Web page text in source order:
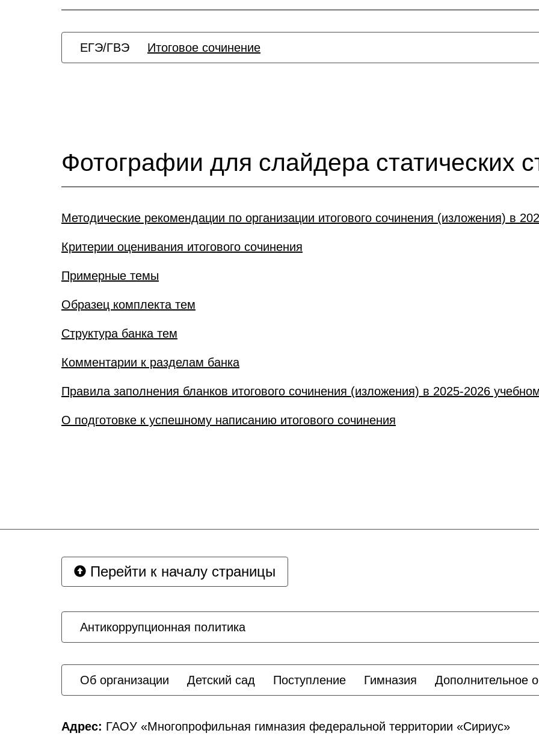
ЕГЭ/ГВЭ Итоговое сочинение
Фотографии для слайдера статических
Методические рекомендации по организации итогового сочинения (изложения) в
Критерии оценивания итогового сочинения
Примерные темы
Образец комплекта тем
Структура банка тем
Комментарии к разделам банка
Правила заполнения бланков итогового сочинения (изложения) в 2025-2026
О подготовке к успешному написанию итогового сочинения
Перейти к началу страницы
Антикоррупционная политика
Об организации Детский сад Поступление Гимназия Дополнительное
Адрес: ГАОУ «Многопрофильная гимназия федеральной территории «Сириус»